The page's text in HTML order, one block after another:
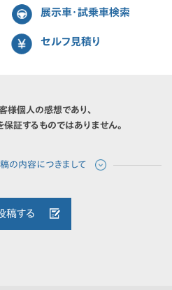
展示車・試乗車検索
セルフ見積り
様個人の感想であり、
証するものではありません。
稿する